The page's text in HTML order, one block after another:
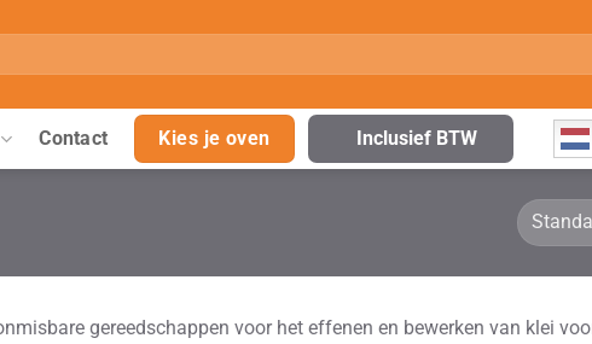
Contact Kies je oven Inclusief BTW
gereedschappen voor het effenen en bewerken van klei